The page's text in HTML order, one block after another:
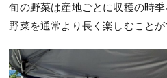
旬の野菜は産地ごとに収穫の時
野菜を通常より長く楽しむことが